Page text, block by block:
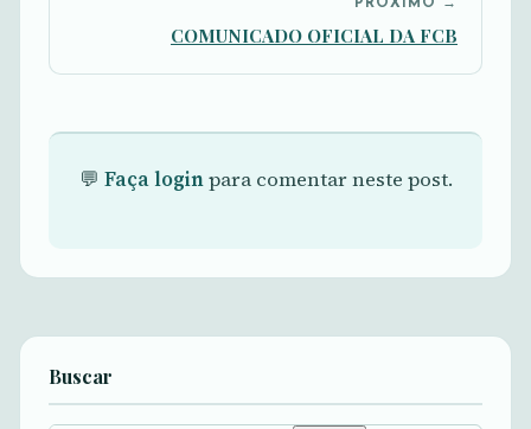
PRÓXIMO →
COMUNICADO OFICIAL DA FCB
💬 Faça loginpara comentar neste post.
Buscar